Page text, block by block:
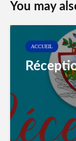
You may
ACCUEIL